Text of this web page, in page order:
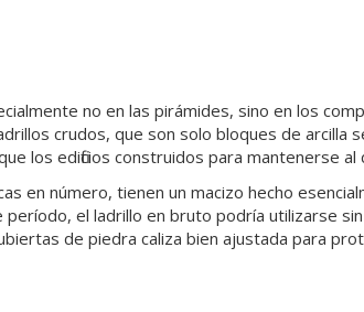
no en las pirámides, sino en los
crudos, que son solo bloques de arcilla
los edificios construidos para mantenerse al
en número, tienen un macizo hecho
el ladrillo en bruto podría utilizarse
de piedra caliza bien ajustada para